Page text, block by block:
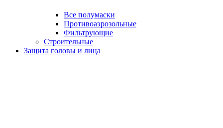
Все полумаски
Противоаэрозольные
Фильтрующие
Строительные
Защита головы и лица